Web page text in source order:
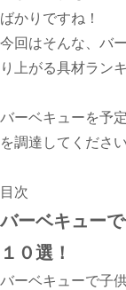
ばかりですね！
今回はそんな、バ
り上がる具材ラン
バーベキューを予
を調達してください
目次
バーベキュー
１０選！
バーベキューで子